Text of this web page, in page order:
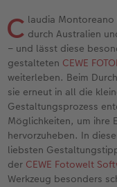
Last
Retro
Art
Mit
C laudia Montoreano
durch Australien
– und lässt diese
gestalteten CEWE
weiterleben. Beim
sie erneut in all die
Gestaltungsprozess
Möglichkeiten, um ihre
hervorzuheben. In
liebsten
der CEWE Fotowelt
Werkzeug besonders